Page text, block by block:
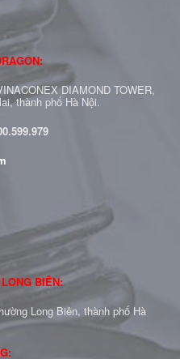
DIAMOND TOWER,
thành phố Hà Nội.
BIÊN:
Long Biên, thành phố Hà